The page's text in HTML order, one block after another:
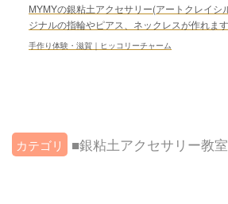
MYMYの銀粘土アクセサリー(アートクレイシ
ジナルの指輪やピアス、ネックレスが作れ
手作り体験・滋賀｜ヒッコリーチャーム
■銀粘土アクセサリー教室